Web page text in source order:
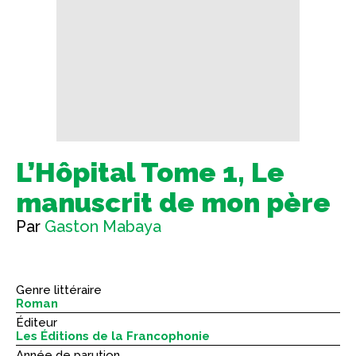
L’Hôpital Tome 1, Le
manuscrit de mon père
Par Gaston Mabaya
Genre littéraire
Roman
Éditeur
Les Éditions de la Francophonie